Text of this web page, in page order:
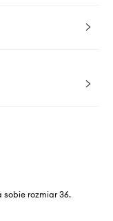
sobie rozmiar 36.